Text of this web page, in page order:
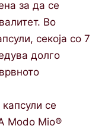
за да се
Во
секоја со 7
долго
се
Modo Mio®